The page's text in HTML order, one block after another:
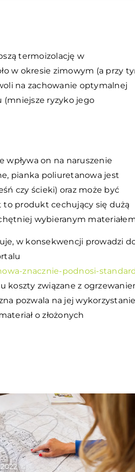
termoizolację w
w okresie zimowym (a przy
na zachowanie optymalnej
ryzyko jego
wpływa on na naruszenie
pianka poliuretanowa jest
czy ścieki) oraz może być
to produkt cechujący się dużą
wybieranym
w konsekwencji prowadzi
znacznie-podnosi-
koszty związane z
pozwala na jej
o złożonych